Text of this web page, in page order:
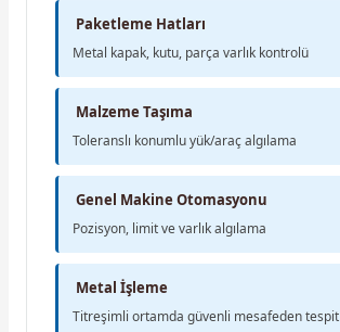
Paketleme Hatları
Metal kapak, kutu, parça varlık kontrolü
Malzeme Taşıma
Toleranslı konumlu yük/araç algılama
Genel Makine Otomasyonu
Pozisyon, limit ve varlık algılama
Metal İşleme
Titreşimli ortamda güvenli mesafeden tespit